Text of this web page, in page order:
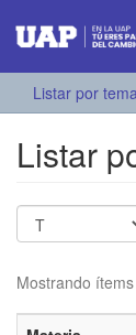
Listar por
Listar
Mostrando